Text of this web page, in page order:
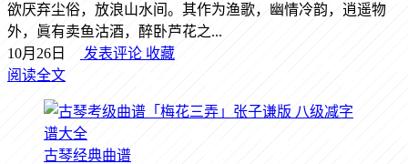
欲厌弃尘俗，放浪山水间。其作为渔歌，幽情冷韵，逍遥物
外，眞有卖鱼沽酒，醉卧芦花之...
10月26日
发表评论 收藏
阅读全文
古琴经典曲谱